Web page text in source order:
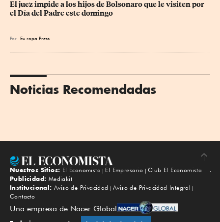
El juez impide a los hijos de Bolsonaro que le visiten por
el Día del Padre este domingo
Por Eu ropa Press
Noticias Recomendadas
Subir
Nuestros Sitios: El Economista El Empresario
Club El Economista
Publicidad: Mediakit
Institucional: Aviso de Privacidad
Aviso de Privacidad Integral
Contacto
Una empresa de Nacer Global